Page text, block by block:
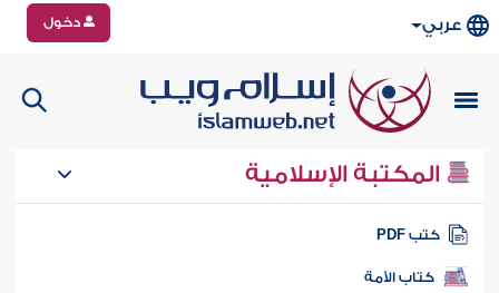
عربي دخول
المكتبة الإسلامية
كتب PDF